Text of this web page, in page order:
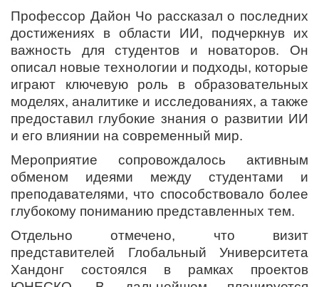
Профессор Дайон Чо рассказал о последних
достижениях в области ИИ, подчеркнув их
важность для студентов и новаторов. Он
описал новые технологии и подходы, которые
играют ключевую роль в образовательных
моделях, аналитике и исследованиях, а также
предоставил глубокие знания о развитии ИИ
и его влиянии на современный мир.
Мероприятие сопровождалось активным
обменом идеями между студентами и
преподавателями, что способствовало более
глубокому пониманию представленных тем.
Отдельно отмечено, что визит
представителей Глобальный Университета
Хандонг состоялся в рамках проектов